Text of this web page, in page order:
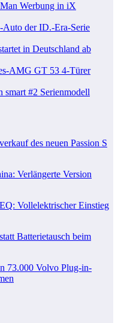
Werbung in iX
der ID.-Era-Serie
in Deutschland ab
AMG GT 53 4-Türer
smart #2 Serienmodell
des neuen Passion S
Verlängerte Version
Vollelektrischer Einstieg
Batterietausch beim
73.000 Volvo Plug-in-